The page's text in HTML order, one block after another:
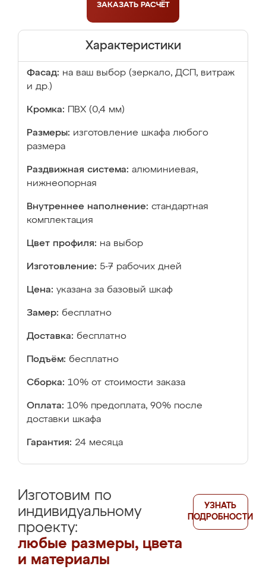
ЗАКАЗАТЬ РАСЧЁТ
Характеристики
Фасад: на ваш выбор (зеркало, ДСП, витраж
и др.)
Кромка: ПВХ (0,4 мм)
Размеры: изготовление шкафа любого
размера
Раздвижная система: алюминиевая,
нижнеопорная
Внутреннее наполнение: стандартная
комплектация
Цвет профиля: на выбор
Изготовление: 5-7 рабочих дней
Цена: указана за базовый шкаф
Замер: бесплатно
Доставка: бесплатно
Подъём: бесплатно
Сборка: 10% от стоимости заказа
Оплата: 10% предоплата, 90% после
доставки шкафа
Гарантия: 24 месяца
Изготовим по
индивидуальному
проекту:
любые размеры, цвета
и материалы
УЗНАТЬ
ПОДРОБНОСТИ